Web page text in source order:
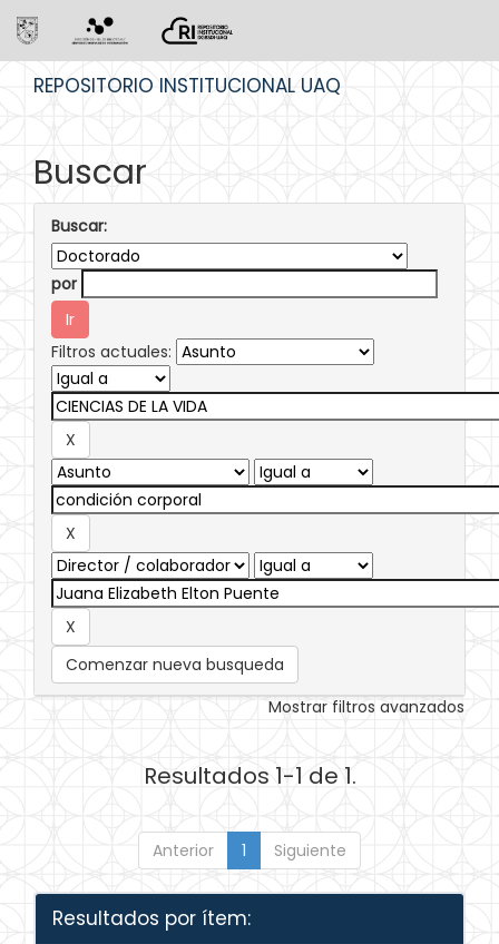
REPOSITORIO INSTITUCIONAL UAQ
Buscar
Buscar:
por
Filtros actuales:
Comenzar nueva busqueda
Mostrar filtros avanzados
Resultados 1-1 de 1.
Anterior 1 Siguiente
Resultados por ítem: